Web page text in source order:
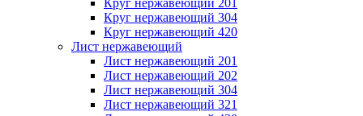
Круг нержавеющий 201
Круг нержавеющий 304
Круг нержавеющий 420
Лист нержавеющий
Лист нержавеющий 201
Лист нержавеющий 202
Лист нержавеющий 304
Лист нержавеющий 321